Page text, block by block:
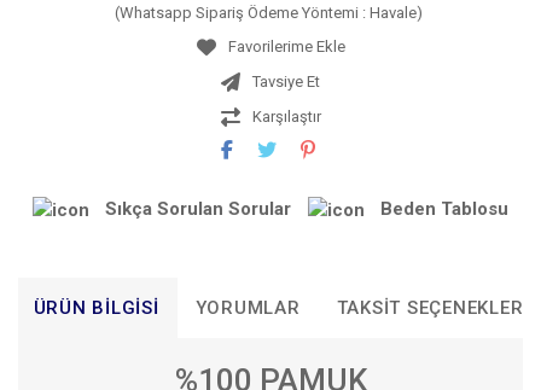
(Whatsapp Sipariş Ödeme Yöntemi : Havale)
Tavsiye Et
Karşılaştır
Sıkça Sorulan Sorular Beden Tablosu
ÜRÜN BILGISI YORUMLAR TAKSIT SEÇENEKLERI
%100 PAMUK